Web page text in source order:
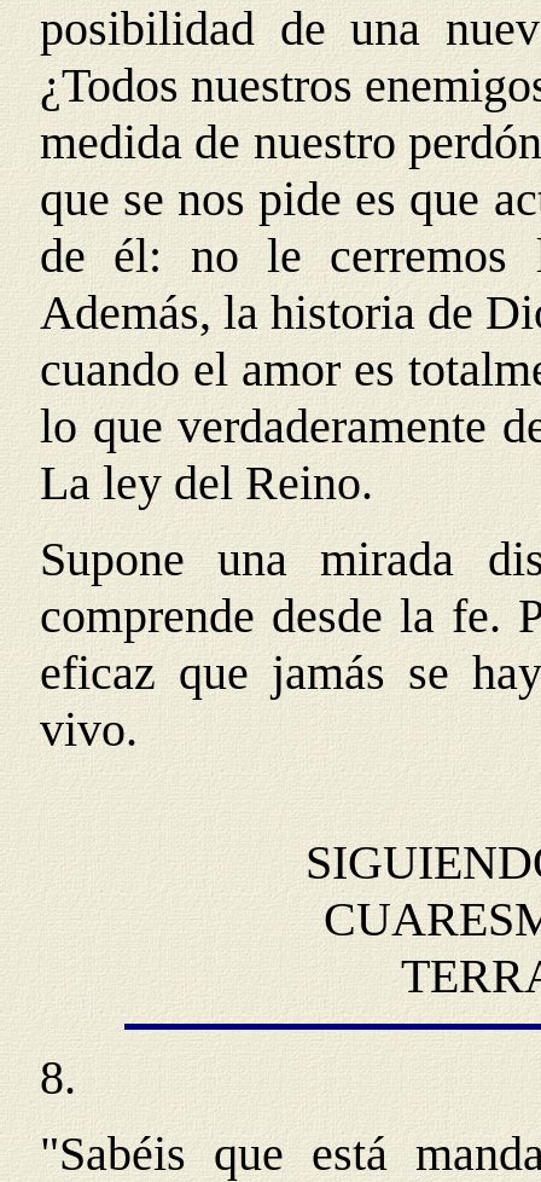
posibilidad de una
¿Todos nuestros
medida de nuestro
que se nos pide es que
de él: no le cerremos
Además, la historia de
cuando el amor es
lo que verdaderamente
La ley del Reino.
Supone una mirada
comprende desde la fe.
eficaz que jamás se
vivo.
8.
"Sabéis que está